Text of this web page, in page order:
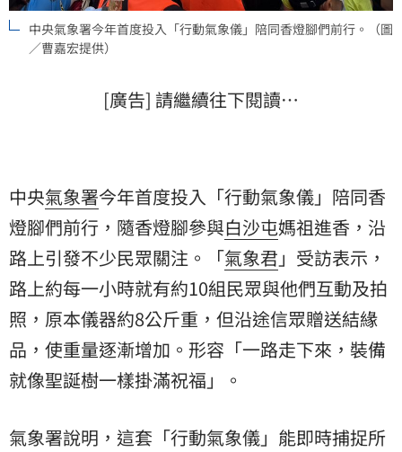
中央氣象署今年首度投入「行動氣象儀」陪同香燈腳們前行。（圖
／曹嘉宏提供）
[廣告] 請繼續往下閱讀…
中央氣象署今年首度投入「行動氣象儀」陪同香
燈腳們前行，隨香燈腳參與白沙屯媽祖進香，沿
路上引發不少民眾關注。「氣象君 」受訪表示，
路上約每一小時就有約10組民眾與他們互動及拍
照，原本儀器約8公斤重，但沿途信眾贈送結緣
品，使重量逐漸增加。形容「一路走下來，裝備
就像聖誕樹一樣掛滿祝福」。
氣象署說明，這套「行動氣象儀」能即時捕捉所